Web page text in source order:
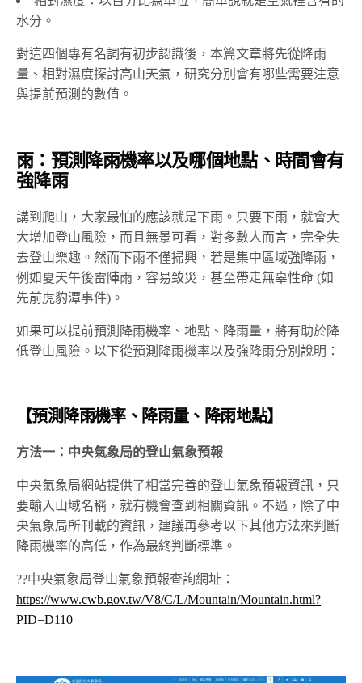
水分。
對這四個專有名詞有初步認識後，本篇文章將先從降雨
量、相對濕度探討高山天氣，研究分別會有哪些需要注意
與提前預測的數值。
雨：預測降雨機率以及哪個地點、時間會有
強降雨
講到爬山，大家最怕的應該就是下雨。只要下雨，就會大
大增加登山風險，而且無景可看，對多數人而言，完全失
去登山樂趣。然而下雨不僅掃興，若是集中區域強降雨，
例如夏天午後雷陣雨，容易致災，甚至帶走無辜性命 (如
先前虎豹潭事件)。
如果可以提前預測降雨機率、地點、降雨量，將有助於降
低登山風險。以下從預測降雨機率以及強降雨分別說明：
【預測降雨機率、降雨量、降雨地點】
方法一：中央氣象局的登山氣象預報
中央氣象局網站提供了相當完善的登山氣象預報資訊，只
要輸入山域名稱，就有機會查到相關資訊。不過，除了中
央氣象局所刊載的資訊，建議再參考以下其他方法來判斷
降雨機率的高低，作為最終判斷標準。
??中央氣象局登山氣象預報查詢網址：
https://www.cwb.gov.tw/V8/C/L/Mountain/Mountain.html?
PID=D110